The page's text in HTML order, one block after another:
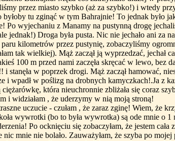
przez miasto szybko (aż za szybko!) i wtedy
byłoby tu zginąć w tym Bahrajnie! To jednak było
Po wyjechaniu z Manamy na pustynną drogę
jednak!) Droga była pusta. Nic nie jechało ani za
kilometrów przez pustynię, zobaczyliśmy
tak wielkiej). Mąż zaczął ją wyprzedzać, jechał
100 m przed nami zaczęła skręcać w lewo, bez
i stanęła w poprzek drogi. Mąż zaczął hamować,
i wpadł w poślizg na drobnych kamyczkach!.Ja z
która nieuchronnie zbliżała się coraz
i widziałam , że uderzymy w nią moją stroną!
uczucie - czułam , że zaraz zginę! Wiem, że
wywrotki (bo to była wywrotka) są ode mnie o
Po ocknięciu się zobaczyłam, że jestem cała
nic mnie nie bolało. Zauważyłam, że szyba po mojej